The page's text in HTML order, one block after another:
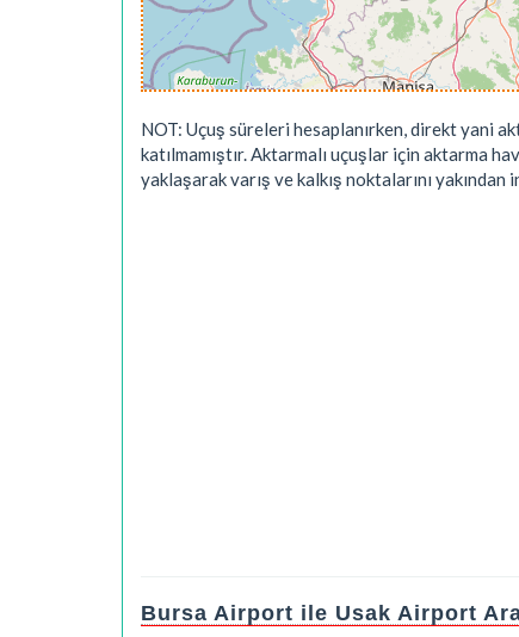
NOT: Uçuş süreleri hesaplanırken, direkt yani
katılmamıştır. Aktarmalı uçuşlar için aktarma
yaklaşarak varış ve kalkış noktalarını
Bursa Airport ile Usak Airport